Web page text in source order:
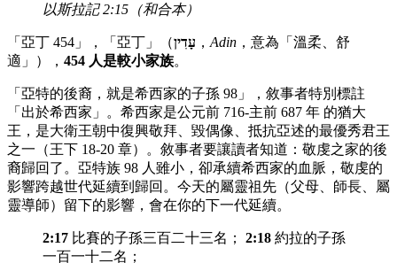
以斯拉記 2:15（和合本）
「亞丁 454」，「亞丁」（עָדִין ， Adin ，意為「溫柔、舒
適」）， 454 人是較小家族。
「亞特的後裔，就是希西家的子孫 98」，敘事者特別標註
「出於希西家」。希西家是公元前 716-主前 687 年 的猶大
王，是大衛王朝中復興敬拜、毀偶像、抵抗亞述的最優秀君王
之一（王下 18-20 章）。敘事者要讓讀者知道：敬虔之家的後
裔歸回了。亞特族 98 人雖小，卻承續希西家的血脈，敬虔的
影響跨越世代延續到歸回。今天的屬靈祖先（父母、師長、屬
靈導師）留下的影響，會在你的下一代延續。
2:17 比賽的子孫三百二十三名； 2:18 約拉的子孫
一百一十二名；